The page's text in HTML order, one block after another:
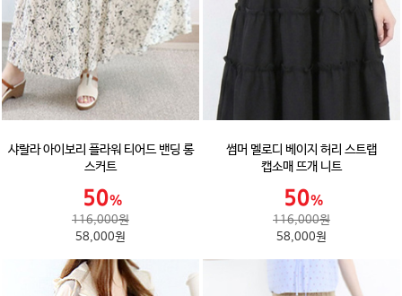
샤랄라 아이보리 플라워 티어드 밴딩 롱
스커트
116,000원
58,000원
썸머 멜로디 베이지 허리 스트랩
캡소매 뜨개 니트
116,000원
58,000원